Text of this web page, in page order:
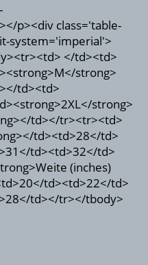
p><div class='table-
system='imperial'>
</td><td>
strong>
td><td>
strong>
td></tr><tr><td>
td><td>28</td>
td><td>32</td>
(inches)
td><td>22</td>
td></tr></tbody>